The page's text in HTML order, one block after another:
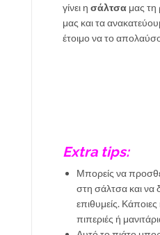
γίνει η σάλτσα μας τη
μας και τα
έτοιμο να το
Extra tips:
Μπορείς να
στη σάλτσα και να
επιθυμείς. Κάποιες
πιπεριές ή